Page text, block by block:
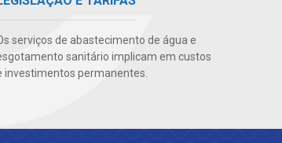
serviços de abastecimento de água e
sanitário implicam em custos
investimentos permanentes.